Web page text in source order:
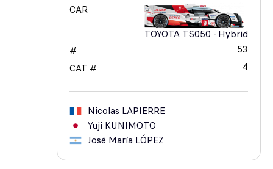
CAR
TOYOTA TS050 - Hybrid
#
53
CAT #
4
Nicolas LAPIERRE
Yuji KUNIMOTO
José María LÓPEZ